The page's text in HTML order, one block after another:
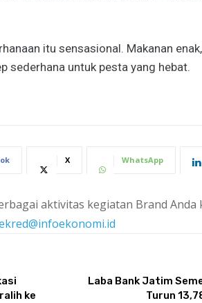
itu sensasional. Makanan
sederhana untuk pesta yang hebat.
X WhatsApp
aktivitas kegiatan Brand Anda
ke
Laba Bank Jatim
Turun